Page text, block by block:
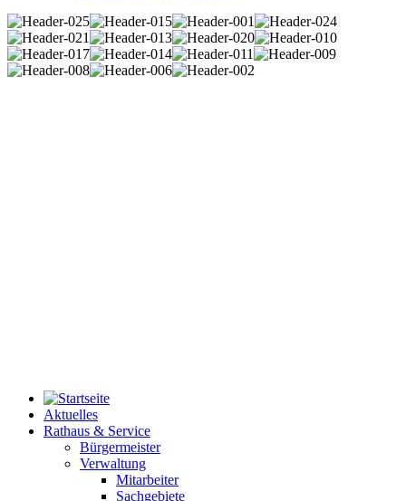
Aktuelles
Rathaus & Service
Bürgermeister
Verwaltung
Mitarbeiter
Sachgebiete